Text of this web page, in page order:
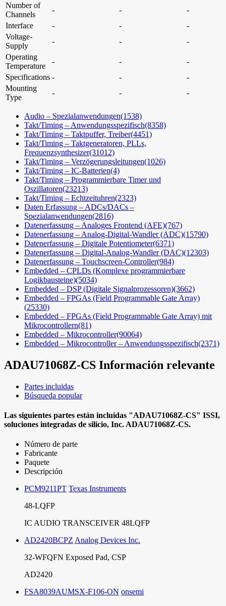
Number of
Channels
- -
-
Interface
- -
-
Voltage-
Supply
- -
-
Operating
Temperature
- -
-
Specifications - -
-
Mounting
Type
- - -
Audio – Spezialanwendungen(1538)
Takt/Timing – Anwendungsspezifisch(8358)
Takt/Timing – Taktpuffer, Treiber(4451)
Takt/Timing – Taktgeneratoren, PLLs,
Frequenzsynthesizer(31012)
Takt/Timing – Verzögerungsleitungen(1026)
Takt/Timing – IC-Batterien(4)
Takt/Timing – Programmierbare Timer und
Oszillatoren(23213)
Takt/Timing – Echtzeituhren(2323)
Daten Erfassung – ADCs/DACs –
Spezialanwendungen(2816)
Datenerfassung – Analoges Frontend (AFE)(767)
Datenerfassung – Analog-Digital-Wandler (ADC)(15790)
Datenerfassung – Digitale Potentiometer(6371)
Datenerfassung – Digital-Analog-Wandler (DAC)(12303)
Datenerfassung – Touchscreen-Controller(984)
Embedded – CPLDs (Komplexe programmierbare
Logikbausteine)(5034)
Embedded – DSP (Digitale Signalprozessoren)(3662)
Embedded – FPGAs (Field Programmable Gate Array)
(25330)
Embedded – FPGAs (Field Programmable Gate Array) mit
Mikrocontrollern(81)
Embedded – Mikrocontroller(90064)
Embedded – Mikrocontroller – Anwendungsspezifisch(2371)
ADAU71068Z-CS Información relevante
Partes incluidas
Búsqueda popular
Las siguientes partes están incluidas "ADAU71068Z-CS" ISSI,
soluciones integradas de silicio, Inc. ADAU71068Z-CS.
Número de parte
Fabricante
Paquete
Descripción
PCM9211PT Texas Instruments
48-LQFP
IC AUDIO TRANSCEIVER 48LQFP
AD2420BCPZ Analog Devices Inc.
32-WFQFN Exposed Pad, CSP
AD2420
FSA8039AUMSX-F106-ON onsemi